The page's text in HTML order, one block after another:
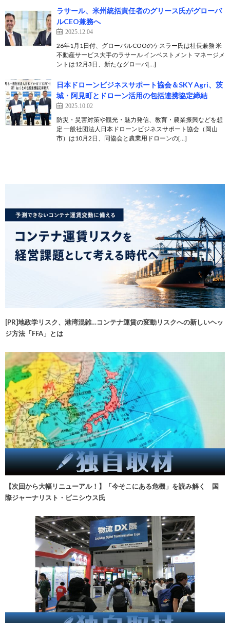
ラサール、米州統括責任者のグリース氏がグローバ
ルCEO兼務へ
2025.12.04
26年1月1日付、グローバルCOOのケスラー氏は社長兼務 米
不動産サービス大手のラサール インベストメント マネージメ
ントは12月3日、新たなグローバ[…]
日本ドローンビジネスサポート協会＆SKY Agri、茨
城・阿見町とドローン活用の包括連携協定締結
2025.10.02
防災・災害対策や観光・魅力発信、教育・農業振興などを想
定 一般社団法人日本ドローンビジネスサポート協会（岡山
市）は10月2日、同協会と農業用ドローンの[…]
[PR]地政学リスク、港湾混雑…コンテナ運賃の変動リスクへの新しいヘッ
ジ方法「FFA」とは
【次回から大幅リニューアル！】「今そこにある危機」を読み解く 国
際ジャーナリスト・ビニシウス氏